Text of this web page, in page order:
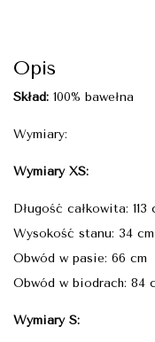
Opis
Skład: 100% bawełna
Wymiary:
Wymiary XS:
Długość całkowita: 113
Wysokość stanu: 34 cm
Obwód w pasie: 66 cm
Obwód w biodrach: 84
Wymiary S: